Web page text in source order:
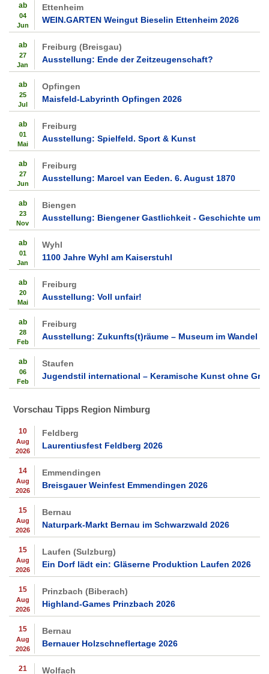
ab
04
Jun
Ettenheim
WEIN.GARTEN Weingut Bieselin Ettenheim 2026
ab
27
Jan
Freiburg (Breisgau)
Ausstellung: Ende der Zeitzeugenschaft?
ab
25
Jul
Opfingen
Maisfeld-Labyrinth Opfingen 2026
ab
01
Mai
Freiburg
Ausstellung: Spielfeld. Sport & Kunst
ab
27
Jun
Freiburg
Ausstellung: Marcel van Eeden. 6. August 1870
ab
23
Nov
Biengen
Ausstellung: Biengener Gastlichkeit - Geschichte um
ab
01
Jan
Wyhl
1100 Jahre Wyhl am Kaiserstuhl
ab
20
Mai
Freiburg
Ausstellung: Voll unfair!
ab
28
Feb
Freiburg
Ausstellung: Zukunfts(t)räume – Museum im Wandel
ab
06
Feb
Staufen
Jugendstil international – Keramische Kunst ohne
Vorschau Tipps Region Nimburg
10
Aug
2026
Feldberg
Laurentiusfest Feldberg 2026
14
Aug
2026
Emmendingen
Breisgauer Weinfest Emmendingen 2026
15
Aug
2026
Bernau
Naturpark-Markt Bernau im Schwarzwald 2026
15
Aug
2026
Laufen (Sulzburg)
Ein Dorf lädt ein: Gläserne Produktion Laufen 2026
15
Aug
2026
Prinzbach (Biberach)
Highland-Games Prinzbach 2026
15
Aug
2026
Bernau
Bernauer Holzschneflertage 2026
21
Wolfach